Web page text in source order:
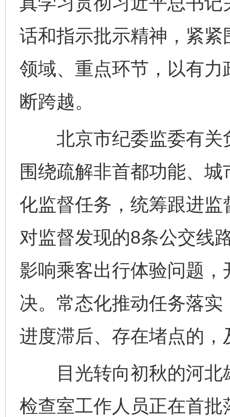
话和指示批示精神，紧
领域、重点环节，以有
断跨越。
北京市纪委监委有关
围绕疏解非首都功能、
化监督任务，统筹跟进
对监督发现的8条公交线
影响乘客出行体验问题
决。常态化推动任务落
进度滞后、存在堵点的
目光转向初秋的河北
检查室工作人员正在首